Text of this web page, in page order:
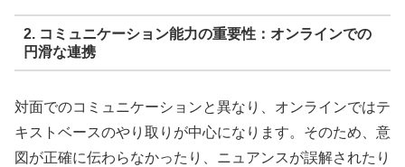
2. コミュニケーション能力の重要性：オンラインでの
円滑な連携
対面でのコミュニケーションと異なり、オンラインではテ
キストベースのやり取りが中心になります。そのため、意
図が正確に伝わらなかったり、ニュアンスが誤解されたり